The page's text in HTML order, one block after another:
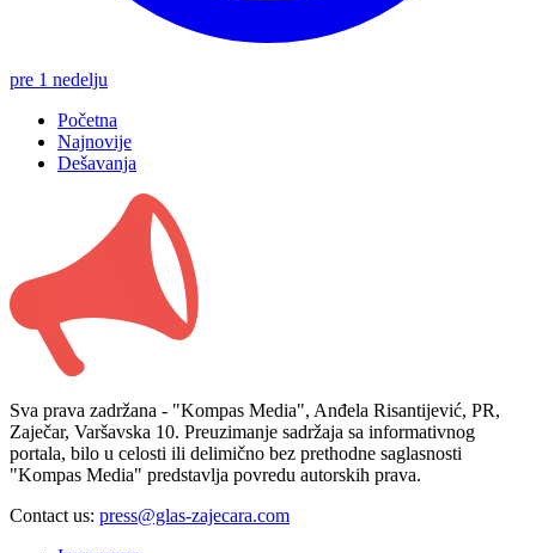
pre 1 nedelju
Početna
Najnovije
Dešavanja
Sva prava zadržana - "Kompas Media", Anđela Risantijević, PR,
Zaječar, Varšavska 10. Preuzimanje sadržaja sa informativnog
portala, bilo u celosti ili delimično bez prethodne saglasnosti
"Kompas Media" predstavlja povredu autorskih prava.
Contact us: press@glas-zajecara.com